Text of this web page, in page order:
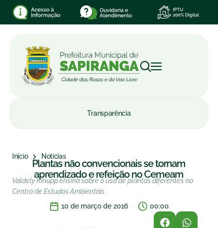
Transparência
Início Notícias
Plantas não convencionais se tornam
aprendizado e refeição no Cemeam
Valdely Kinupp ensina sobre o uso de plantas diferentes no
Centro de Estudos Ambientais
10 de março de 2016
00:00